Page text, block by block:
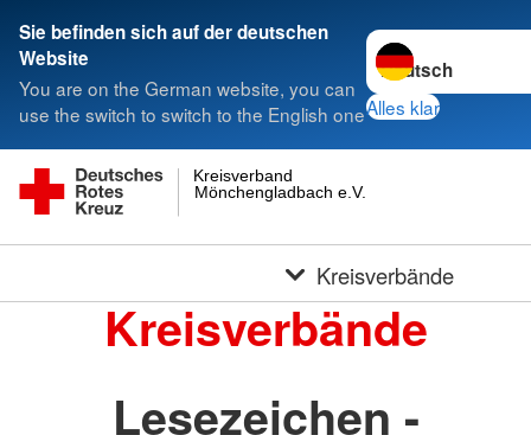
Sie befinden sich auf der deutschen
Website
You are on the German website, you can
use the switch to switch to the English one
Sprache wechseln
Alles klar
Mönchengladbach e.V.
Kreisverband
Kreisverbände
Kreisverbände
Lesezeichen -